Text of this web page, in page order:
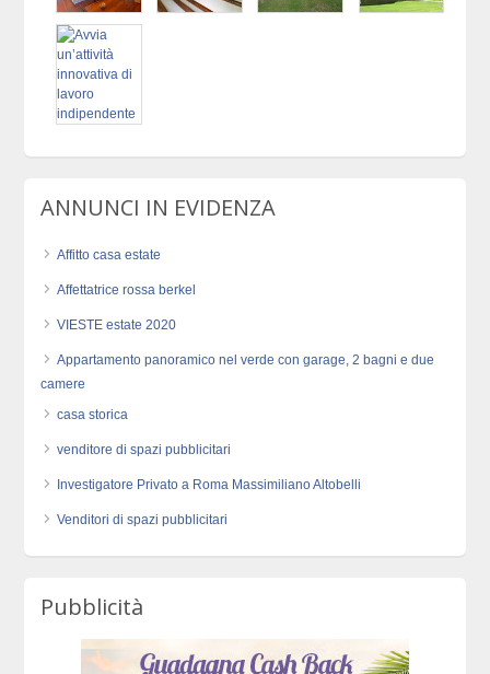
ANNUNCI IN EVIDENZA
Affitto casa estate
Affettatrice rossa berkel
VIESTE estate 2020
Appartamento panoramico nel verde con garage, 2 bagni e due
camere
casa storica
venditore di spazi pubblicitari
Investigatore Privato a Roma Massimiliano Altobelli
Venditori di spazi pubblicitari
Pubblicità